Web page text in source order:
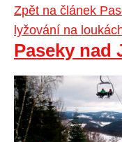
Zpět na článek
lyžování na
Paseky nad